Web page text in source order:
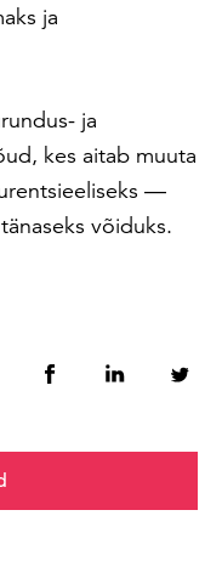
ja
ja
kes aitab muuta
—
võiduks.